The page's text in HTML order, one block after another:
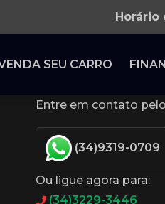
Horário
SEU CARRO
Entre em contato
(34)9319-0709
Ou ligue agora para:
(34)3229-3446